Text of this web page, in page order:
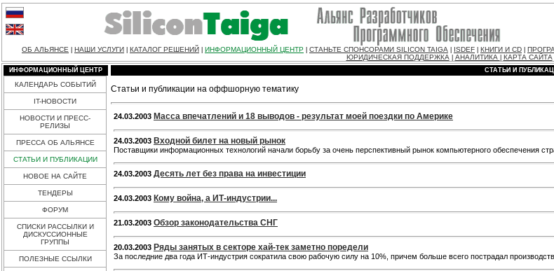
ОБ АЛЬЯНСЕ НАШИ УСЛУГИ КАТАЛОГ РЕШЕНИЙ ИНФОРМАЦИОННЫЙ ЦЕНТР СТАНЬТЕ СПОНСОРАМИ SILICON TAIGA ISDEF КНИГИ И CD
ЮРИДИЧЕСКАЯ ПОДДЕРЖКА| АНАЛИТИКА КАРТА САЙТА|
ИНФОРМАЦИОННЫЙ ЦЕНТР
КАЛЕНДАРЬ СОБЫТИЙ
IT-НОВОСТИ
НОВОСТИ И ПРЕСС-
РЕЛИЗЫ
ПРЕССА ОБ АЛЬЯНСЕ
СТАТЬИ И ПУБЛИКАЦИИ
НОВОЕ НА САЙТЕ
ТЕНДЕРЫ
ФОРУМ
СПИСКИ РАССЫЛКИ И
ДИСКУССИОННЫЕ
ГРУППЫ
ПОЛЕЗНЫЕ ССЫЛКИ
СТАТЬИ И
Статьи и публикации на оффшорную тематику
24.03.2003 Масса впечатлений и 18 выводов - результат моей поездки по Америке
24.03.2003 Входной билет на новый рынок
Поставщики информационных технологий начали борьбу за очень перспективный рынок компьютерного обеспечения
24.03.2003 Десять лет без права на инвестиции
24.03.2003 Кому война, а ИТ-индустрии...
21.03.2003 Обзор законодательства СНГ
20.03.2003 Ряды занятых в секторе хай-тек заметно поредели
За последние два года ИТ-индустрия сократила свою рабочую силу на 10%, причем больше всего пострадал